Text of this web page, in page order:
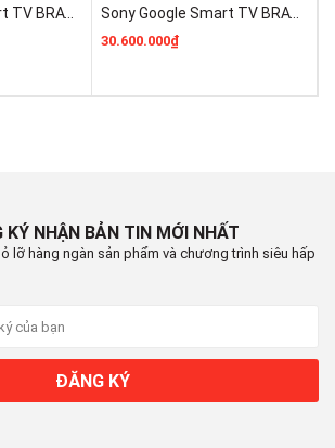
Sony Google Smart TV BRAVIA 3 II 55 Inch K-55XR30M2 Mẫu 2026 Mới 100% Rẻ Nhất Sony Google Smart TV BRAVIA 3 II K-75XR30M2 Mới 2026 Giá Rẻ Nhất
30.600.000₫
KÝ NHẬN BẢN TIN MỚI NHẤT
lỡ hàng ngàn sản phẩm và chương trình siêu hấp
ĐĂNG KÝ